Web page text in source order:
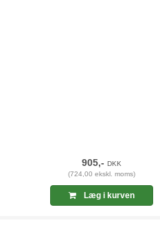
905,-DKK
(724,00 ekskl. moms)
Læg i kurven